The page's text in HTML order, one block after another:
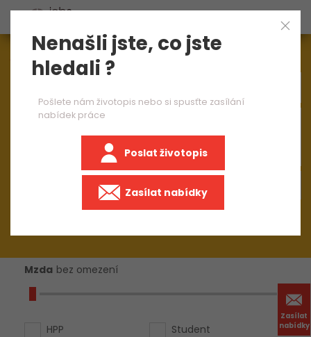
Zasílat
nabídky
Aktuálně1548nabídek práce
Strojírenství
Mzda bez omezení
HPP
Student
Nenašli jste, co jste
hledali ?
Pošlete nám životopis nebo si spusťte zasílání
nabídek práce
Poslat životopis
Zasílat nabídky